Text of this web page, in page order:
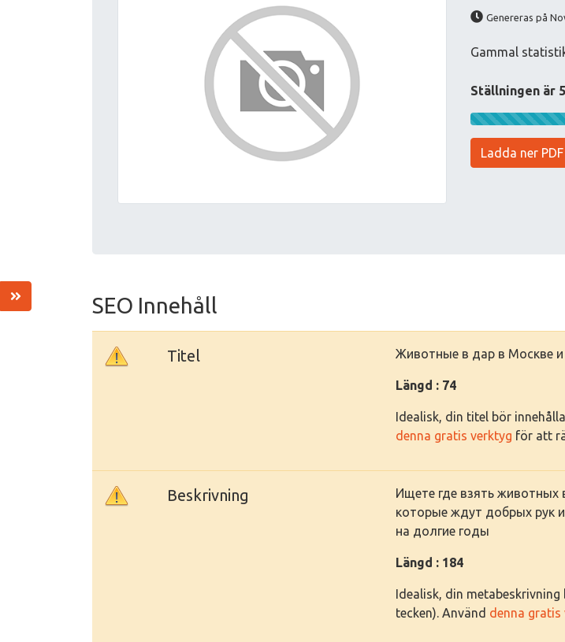
Genereras på
Gammal
Ställningen är
Ladda ner
SEO Innehåll
Titel Животные в дар в Москве
Längd : 74
Idealisk, din titel bör
denna gratis verktyg för att
Beskrivning
Ищете где взять животных
которые ждут добрых рук
на долгие годы
Längd : 184
Idealisk, din
tecken). Använd denna gratis